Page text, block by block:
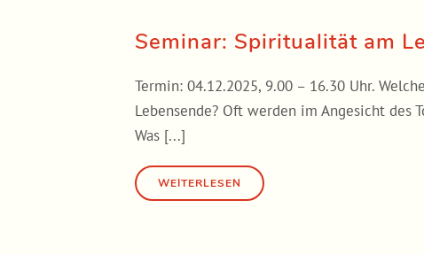
Seminar: Spiritualität am
Termin: 04.12.2025, 9.00 – 16.30 Uhr.
Lebensende? Oft werden im Angesicht
Was [...]